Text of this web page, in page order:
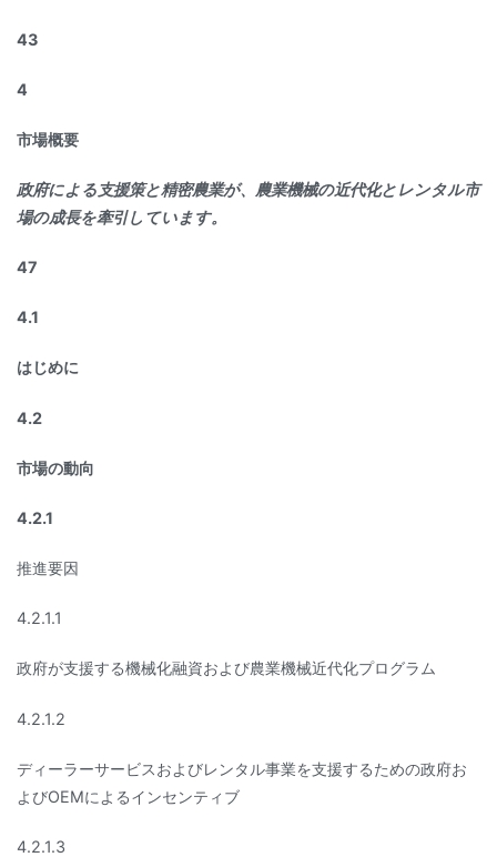
43
4
市場概要
政府による支援策と精密農業が、農業機械の近代化とレンタル市
場の成長を牽引しています。
47
4.1
はじめに
4.2
市場の動向
4.2.1
推進要因
4.2.1.1
政府が支援する機械化融資および農業機械近代化プログラム
4.2.1.2
ディーラーサービスおよびレンタル事業を支援するための政府お
よびOEMによるインセンティブ
4.2.1.3